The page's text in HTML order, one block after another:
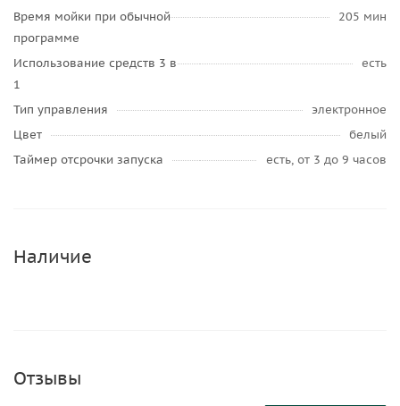
Время мойки при обычной
программе
205 мин
Использование средств 3 в
1
есть
Тип управления
электронное
Цвет
белый
Таймер отсрочки запуска
есть, от 3 до 9 часов
Наличие
Отзывы